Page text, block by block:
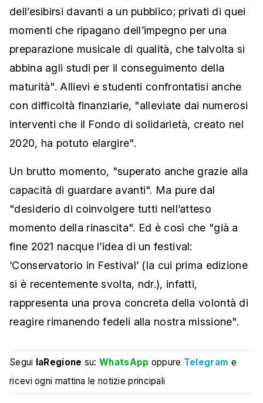
dell’esibirsi davanti a un pubblico; privati di quei
momenti che ripagano dell’impegno per una
preparazione musicale di qualità, che talvolta si
abbina agli studi per il conseguimento della
maturità". Allievi e studenti confrontatisi anche
con difficoltà finanziarie, "alleviate dai numerosi
interventi che il Fondo di solidarietà, creato nel
2020, ha potuto elargire".
Un brutto momento, "superato anche grazie alla
capacità di guardare avanti". Ma pure dal
"desiderio di coinvolgere tutti nell’atteso
momento della rinascita". Ed è così che "già a
fine 2021 nacque l’idea di un festival:
‘Conservatorio in Festival’ (la cui prima edizione
si è recentemente svolta, ndr.), infatti,
rappresenta una prova concreta della volontà di
reagire rimanendo fedeli alla nostra missione".
Segui laRegione su:WhatsApp oppure Telegram e
ricevi ogni mattina le notizie principali